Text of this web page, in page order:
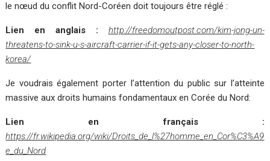
le nœud du conflit Nord-Coréen doit toujours être réglé :
Lien en anglais : http://freedomoutpost.com/kim-jong-un-
threatens-to-sink-u-s-aircraft-carrier-if-it-gets-any-closer-to-north-
korea/
Je voudrais également porter l’attention du public sur l’atteinte
massive aux droits humains fondamentaux en Corée du Nord:
Lien en français :
https://fr.wikipedia.org/wiki/Droits_de_l%27homme_en_Cor%C3%A9
e_du_Nord